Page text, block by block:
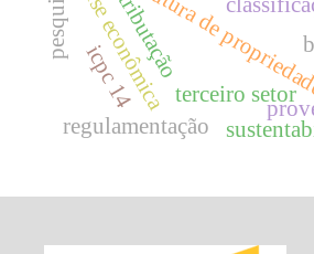
tributação
estrutura de
crise econômica
regulamentação
terceiro setor
icpc 14